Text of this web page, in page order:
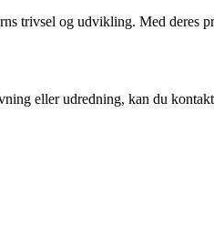
trivsel og udvikling. Med
eller udredning, kan du